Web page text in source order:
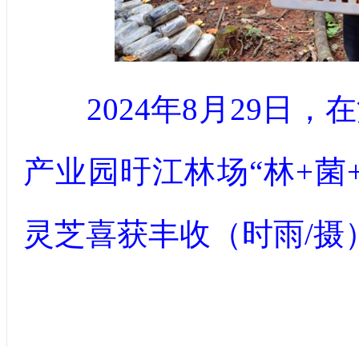
2024年8月29日，
产业园旴江林场“林+
灵芝喜获丰收（时雨/摄